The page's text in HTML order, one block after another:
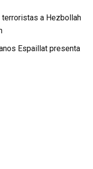
terroristas a Hezbollah
Espaillat presenta